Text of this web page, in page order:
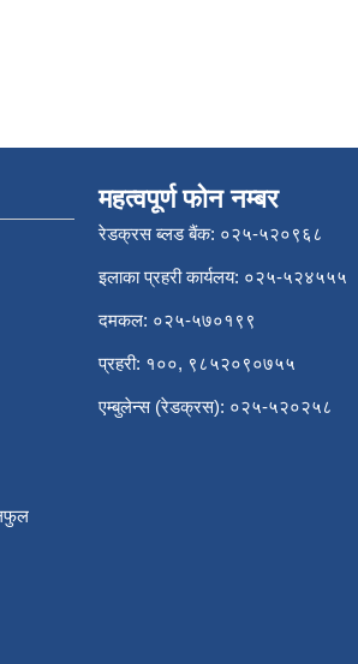
महत्वपूर्ण फोन नम्बर
रेडक्रस ब्लड बैंक: ०२५-५२०९६८
इलाका प्रहरी कार्यलय: ०२५-५२४५५५
दमकल: ०२५-५७०१९९
प्रहरी: १००, ९८५२०९०७५५
एम्बुलेन्स (रेडक्रस): ०२५-५२०२५८